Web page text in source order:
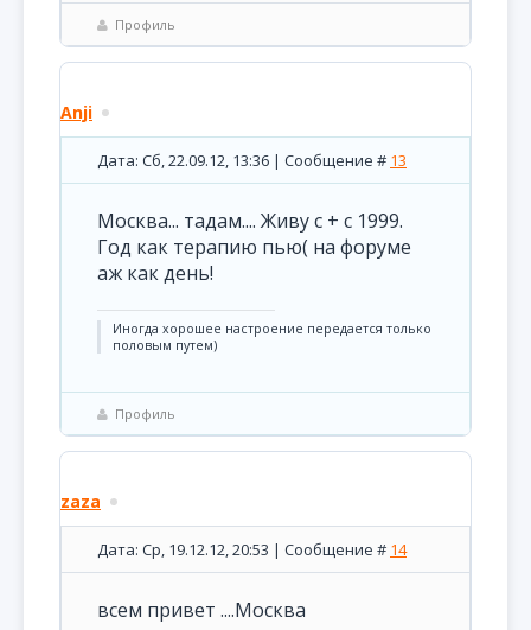
Профиль
Anji
Дата: Сб, 22.09.12, 13:36 | Сообщение # 13
Москва... тадам.... Живу с + с 1999.
Год как терапию пью( на форуме
аж как день!
Иногда хорошее настроение передается только
половым путем)
Профиль
zaza
Дата: Ср, 19.12.12, 20:53 | Сообщение # 14
всем привет ....Москва